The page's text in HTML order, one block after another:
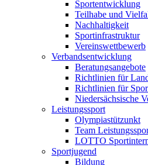
Sportentwicklung
Teilhabe und
Nachhaltigkeit
Sportinfrastruktur
Vereinswettbewerb
Verbandsentwicklung
Beratungsangebote
Richtlinien für
Richtlinien für
Niedersächsische
Leistungssport
Olympiastützunkt
Team
LOTTO
Sportjugend
Bildung